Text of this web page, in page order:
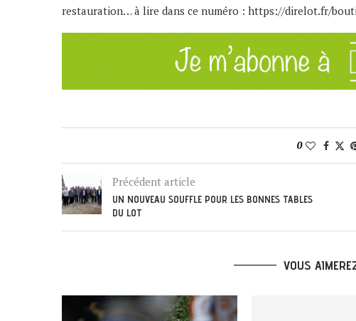
restauration… à lire dans ce numéro : https://direlot.fr/
0
Précédent article
UN NOUVEAU SOUFFLE POUR LES BONNES TABLES
DU LOT
VOUS